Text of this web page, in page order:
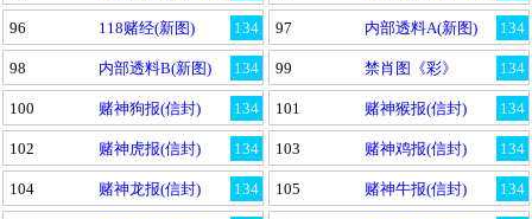
134
96 118赌经(新图) 134
97 内部透料A(新图)
134
98 内部透料B(新图) 134
99 禁肖图《彩》
134
100 赌神狗报(信封) 134
101 赌神猴报(信封)
134
102 赌神虎报(信封) 134
103 赌神鸡报(信封)
134
104 赌神龙报(信封) 134
105 赌神牛报(信封)